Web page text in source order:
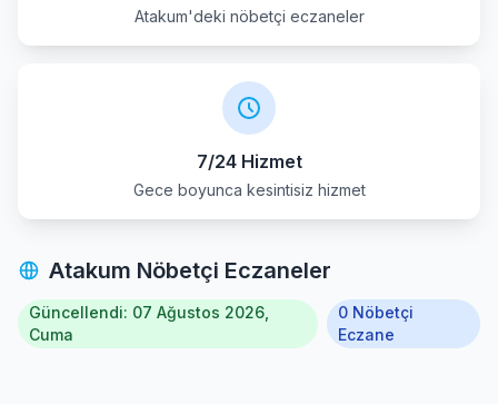
Atakum'deki nöbetçi eczaneler
7/24 Hizmet
Gece boyunca kesintisiz hizmet
Atakum Nöbetçi Eczaneler
Güncellendi: 07 Ağustos 2026,
Cuma
0 Nöbetçi
Eczane